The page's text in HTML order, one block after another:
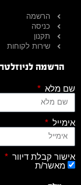
הרשמה
כניסה
תקנון
שירות לקוחות
הרשמה לניוזלטר
שם מלא
אימייל
אישור קבלת דיוור
מאשר/ת